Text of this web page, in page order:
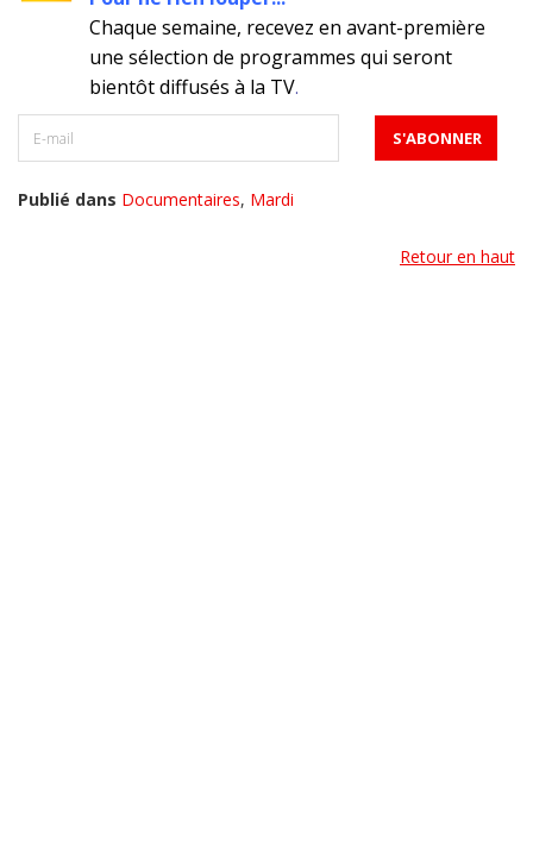
Chaque semaine, recevez en avant-première
une sélection de programmes qui seront
bientôt diffusés à la TV.
Publié dans Documentaires, Mardi
Retour en haut